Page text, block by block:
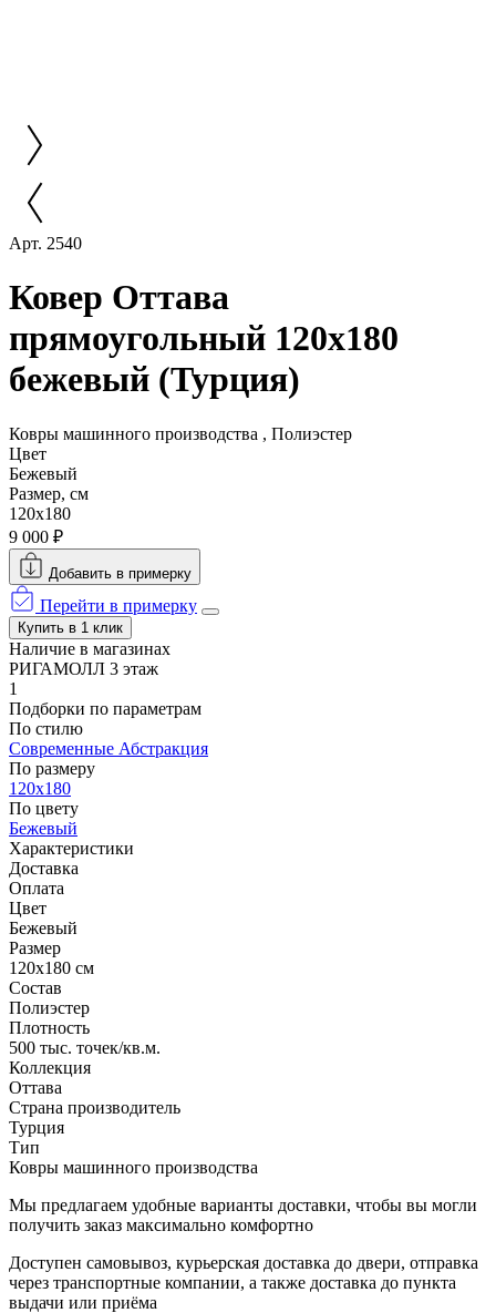
Арт. 2540
Ковер Оттава
прямоугольный 120x180
бежевый (Турция)
Ковры машинного производства , Полиэстер
Цвет
Бежевый
Размер, см
120x180
9 000 ₽
Добавить в примерку
Перейти в примерку
Купить в 1 клик
Наличие в магазинах
РИГАМОЛЛ 3 этаж
1
Подборки по параметрам
По стилю
Современные Абстракция
По размеру
120x180
По цвету
Бежевый
Характеристики
Доставка
Оплата
Цвет
Бежевый
Размер
120x180 см
Состав
Полиэстер
Плотность
500 тыс. точек/кв.м.
Коллекция
Оттава
Страна производитель
Турция
Тип
Ковры машинного производства
Мы предлагаем удобные варианты доставки, чтобы вы могли
получить заказ максимально комфортно
Доступен самовывоз, курьерская доставка до двери, отправка
через транспортные компании, а также доставка до пункта
выдачи или приёма